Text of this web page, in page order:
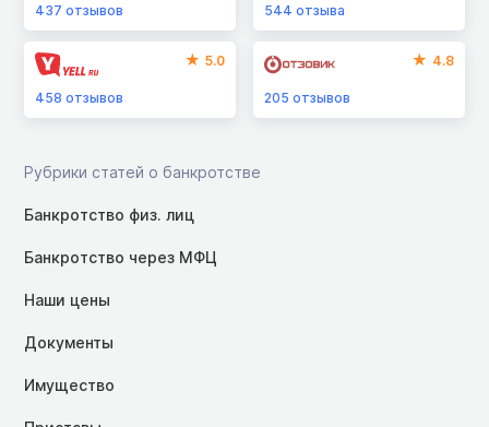
437 отзывов 544отзыва
5.0
458 отзывов
4.8
205отзывов
Рубрики статей о банкротстве
Банкротство физ. лиц
Банкротство через МФЦ
Наши цены
Документы
Имущество